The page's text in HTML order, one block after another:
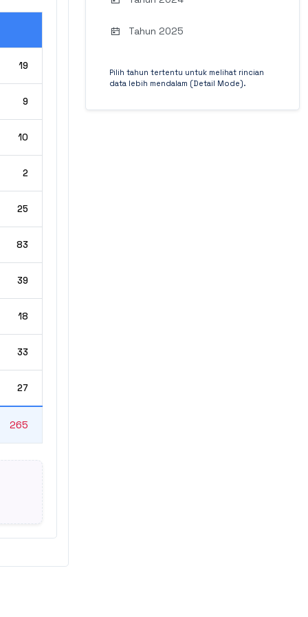
19
9
10
2
25
83
39
18
33
27
265
Tahun 2025
Pilih tahun tertentu untuk melihat rincian
data lebih mendalam (Detail Mode).